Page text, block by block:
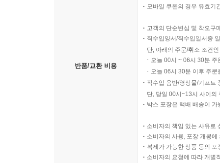
모바일 쿠폰의 경우 유효기
반품/교환 비용
고객의 단순변심 및 착오구
직수입양서/직수입일서중
단, 아래의 주문/취소 조건
오늘 00시 ~ 06시 30분
오늘 06시 30분 이후 주
직수입 음반/영상물/기프트
단, 당일 00시~13시 사이의
박스 포장은 택배 배송이
소비자의 책임 있는 사유로
소비자의 사용, 포장 개봉
복제가 가능한 상품 등의
소비자의 요청에 따라 개별